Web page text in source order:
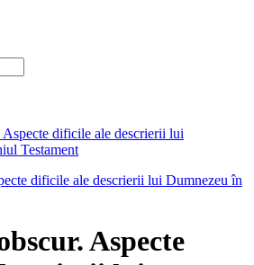
Aspecte dificile ale descrierii lui
Testament
Aspecte